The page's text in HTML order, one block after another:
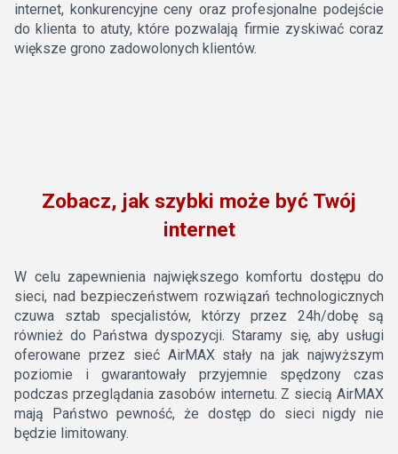
internet, konkurencyjne ceny oraz profesjonalne podejście
do klienta to atuty, które pozwalają firmie zyskiwać coraz
większe grono zadowolonych klientów.
Zobacz, jak szybki może być Twój
internet
W celu zapewnienia największego komfortu dostępu do
sieci, nad bezpieczeństwem rozwiązań technologicznych
czuwa sztab specjalistów, którzy przez 24h/dobę są
również do Państwa dyspozycji. Staramy się, aby usługi
oferowane przez sieć AirMAX stały na jak najwyższym
poziomie i gwarantowały przyjemnie spędzony czas
podczas przeglądania zasobów internetu. Z siecią AirMAX
mają Państwo pewność, że dostęp do sieci nigdy nie
będzie limitowany.